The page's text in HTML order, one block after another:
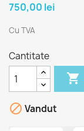
750,00 lei
Cu TVA
Cantitate

 Vandut